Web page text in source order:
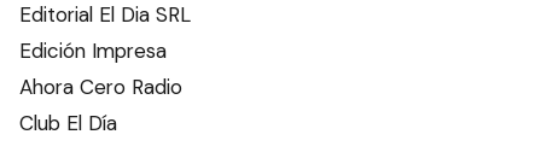
Editorial El Dia SRL
Edición Impresa
Ahora Cero Radio
Club El Día